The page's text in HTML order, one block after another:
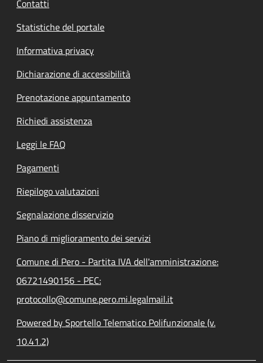
Contatti
Statistiche del portale
Informativa privacy
Dichiarazione di accessibilità
Prenotazione appuntamento
Richiedi assistenza
Leggi le FAQ
Pagamenti
Riepilogo valutazioni
Segnalazione disservizio
Piano di miglioramento dei servizi
Comune di Pero - Partita IVA dell'amministrazione:
06721490156 - PEC:
protocollo@comune.pero.mi.legalmail.it
Powered by Sportello Telematico Polifunzionale (v.
10.41.2)